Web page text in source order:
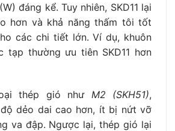
đáng kể. Tuy nhiên, SKD11 lại
hơn và khả năng thấm tôi tốt
các chi tiết lớn. Ví dụ, khuôn
tạp thường ưu tiên SKD11 hơn
thép gió như M2 (SKH51),
độ dẻo dai cao hơn, ít bị nứt vỡ
va đập. Ngược lại, thép gió lại